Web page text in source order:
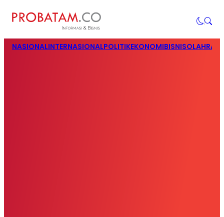
NASIONALINTERNASIONALPOLITIKEKONOMIBISNIS